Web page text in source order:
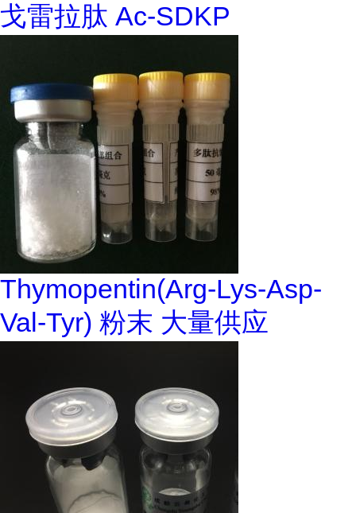
戈雷拉肽 Ac-SDKP
Thymopentin(Arg-Lys-Asp-
Val-Tyr) 粉末 大量供应